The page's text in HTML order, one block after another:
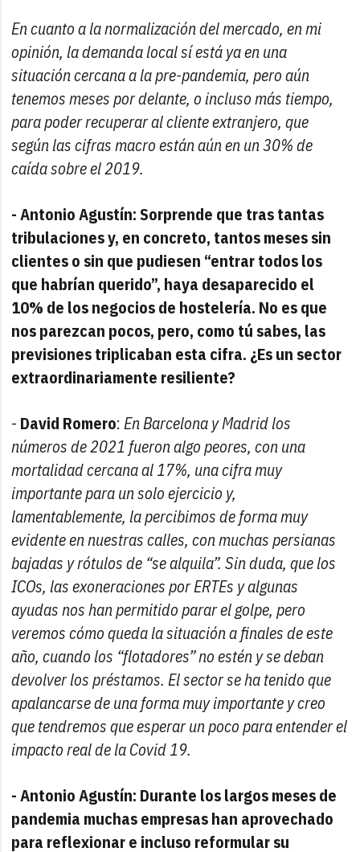
En cuanto a la normalización del mercado, en mi
opinión, la demanda local sí está ya en una
situación cercana a la pre-pandemia, pero aún
tenemos meses por delante, o incluso más tiempo,
para poder recuperar al cliente extranjero, que
según las cifras macro están aún en un 30% de
caída sobre el 2019.
- Antonio Agustín: Sorprende que tras tantas
tribulaciones y, en concreto, tantos meses sin
clientes o sin que pudiesen “entrar todos los
que habrían querido”, haya desaparecido el
10% de los negocios de hostelería. No es que
nos parezcan pocos, pero, como tú sabes, las
previsiones triplicaban esta cifra. ¿Es un sector
extraordinariamente resiliente?
- David Romero:En Barcelona y Madrid los
números de 2021 fueron algo peores, con una
mortalidad cercana al 17%, una cifra muy
importante para un solo ejercicio y,
lamentablemente, la percibimos de forma muy
evidente en nuestras calles, con muchas persianas
bajadas y rótulos de “se alquila”. Sin duda, que los
ICOs, las exoneraciones por ERTEs y algunas
ayudas nos han permitido parar el golpe, pero
veremos cómo queda la situación a finales de este
año, cuando los “flotadores” no estén y se deban
devolver los préstamos. El sector se ha tenido que
apalancarse de una forma muy importante y creo
que tendremos que esperar un poco para entender el
impacto real de la Covid 19.
- Antonio Agustín: Durante los largos meses de
pandemia muchas empresas han aprovechado
para reflexionar e incluso reformular su